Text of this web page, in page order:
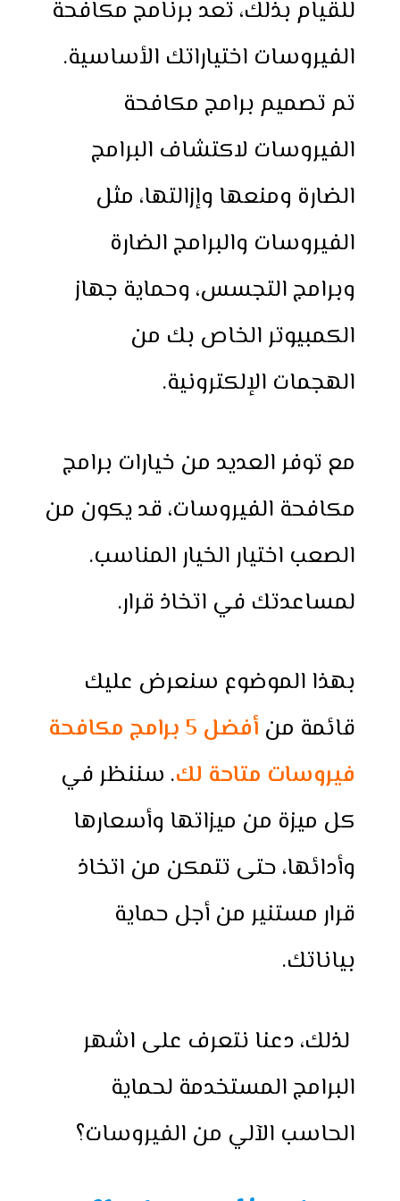
للقيام بذلك، تعد برنامج مكافحة
الفيروسات اختياراتك الأساسية.
تم تصميم برامج مكافحة
الفيروسات لاكتشاف البرامج
الضارة ومنعها وإزالتها، مثل
الفيروسات والبرامج الضارة
وبرامج التجسس، وحماية جهاز
الكمبيوتر الخاص بك من
الهجمات الإلكترونية.
مع توفر العديد من خيارات برامج
مكافحة الفيروسات، قد يكون من
الصعب اختيار الخيار المناسب.
لمساعدتك في اتخاذ قرار.
بهذا الموضوع سنعرض عليك
قائمة من
أفضل 5 برامج مكافحة
فيروسات متاحة لك. سننظر في
كل ميزة من ميزاتها وأسعارها
وأدائها، حتى تتمكن من اتخاذ
قرار مستنير من أجل حماية
بياناتك.
لذلك، دعنا نتعرف على اشهر
البرامج المستخدمة لحماية
الحاسب الآلي من الفيروسات؟